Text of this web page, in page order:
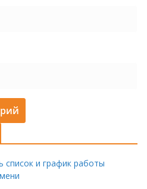
список и график работы